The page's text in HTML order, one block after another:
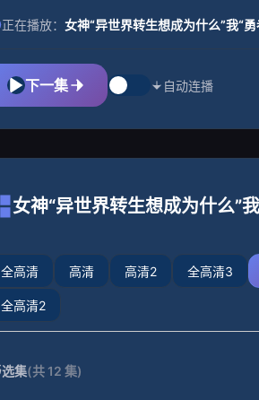
正在播放： 女神“异世界转生想成为什么”我“勇
下一集 自动连播
女神“异世界转生想成为什么”
全高清 高清 高清2 全高清3
全高清2
选集(共 12 集)